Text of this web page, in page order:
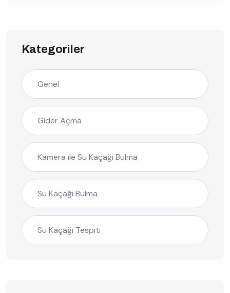
Kategoriler
Genel
Gider Açma
Kamera ile Su Kaçağı Bulma
Su Kaçağı Bulma
Su Kaçağı Tespiti